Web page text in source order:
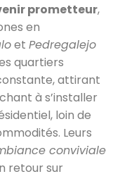
prometteur,
en
et Pedregalejo
quartiers
attirant
à s’installer
loin de
Leurs
conviviale
retour sur